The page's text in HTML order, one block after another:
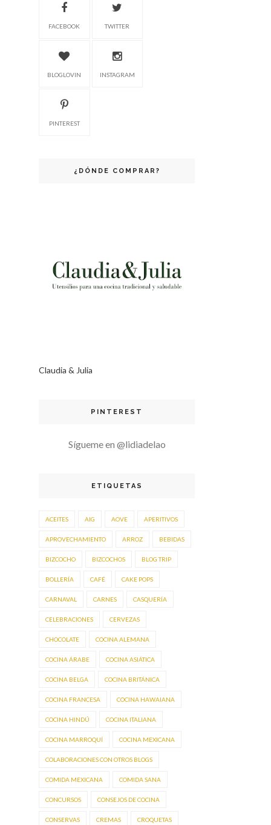
FACEBOOK TWITTER
BLOGLOVIN INSTAGRAM
PINTEREST
¿DÓNDE COMPRAR?
Claudia & Julia
PINTEREST
Sígueme en @lidiadelao
ETIQUETAS
ACEITES AIG AOVE APERITIVOS
APROVECHAMIENTO ARROZ BEBIDAS
BIZCOCHO BIZCOCHOS BLOG TRIP
BOLLERÍA CAFÉ CAKE POPS
CARNAVAL CARNES CASQUERÍA
CELEBRACIONES CERVEZAS
CHOCOLATE COCINA ALEMANA
COCINA ÁRABE COCINA ASIÁTICA
COCINA BELGA COCINA BRITÁNICA
COCINA FRANCESA COCINA HAWAIANA
COCINA HINDÚ COCINA ITALIANA
COCINA MARROQUÍ COCINA MEXICANA
COLABORACIONES CON OTROS BLOGS
COMIDA MEXICANA COMIDA SANA
CONCURSOS CONSEJOS DE COCINA
CONSERVAS CREMAS CROQUETAS